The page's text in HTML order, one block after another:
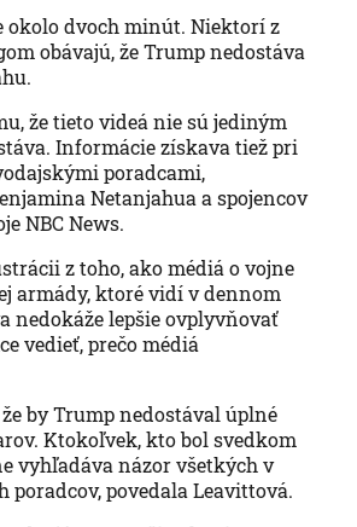
okolo dvoch minút. Niektorí z
obávajú, že Trump nedostáva
že tieto videá nie sú jediným
Informácie získava tiež pri
poradcami,
Netanjahua a spojencov
NBC News.
z toho, ako médiá o vojne
armády, ktoré vidí v dennom
nedokáže lepšie ovplyvňovať
vedieť, prečo médiá
by Trump nedostával úplné
Ktokoľvek, kto bol svedkom
vyhľadáva názor všetkých v
povedala Leavittová.